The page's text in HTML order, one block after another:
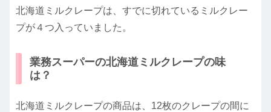
北海道ミルクレープは、すでに切れているミルクレー
プが４つ入っていました。
業務スーパーの北海道ミルクレープの味
は？
北海道ミルクレープの商品は、12枚のクレープの間に